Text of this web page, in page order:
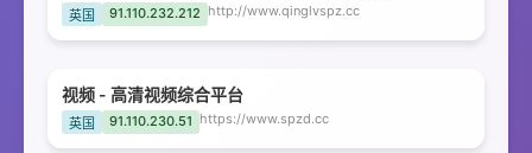
英国 91.110.232.212 http://www.qinglvspz.cc
视频 - 高清视频综合平台
英国 91.110.230.51 https://www.spzd.cc